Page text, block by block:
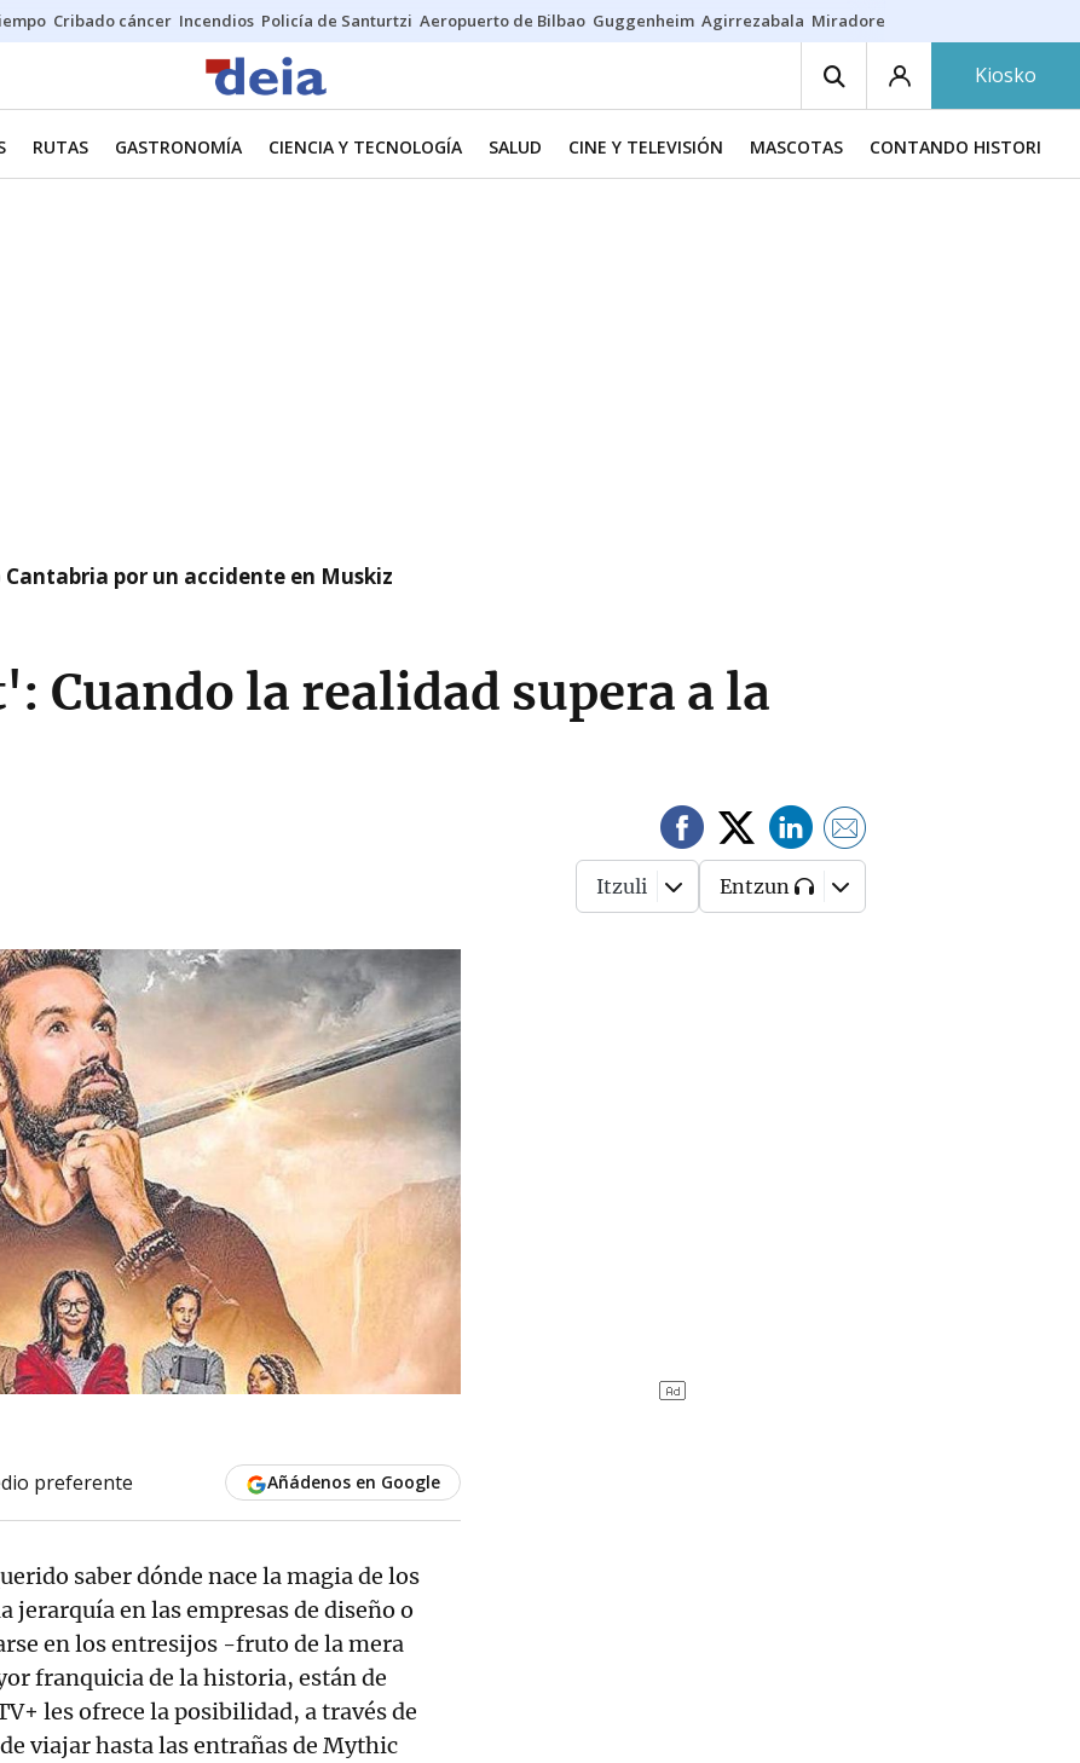
Cribado cáncer Incendios Policía de Santurtzi Aeropuerto de Bilbao Guggenheim Agirrezabala Miradores en Bilbao
Kiosko
RUTAS GASTRONOMÍA CIENCIA Y TECNOLOGÍA SALUD CINE Y TELEVISIÓN MASCOTAS CONTANDO HISTORIAS
por un accidente en Muskiz
Cuando la realidad supera a la
Itzuli Entzun
preferente Añádenos en Google
saber dónde nace la magia de los
jerarquía en las empresas de diseño o
en los entresijos -fruto de la mera
franquicia de la historia, están de
les ofrece la posibilidad, a través de
viajar hasta las entrañas de Mythic